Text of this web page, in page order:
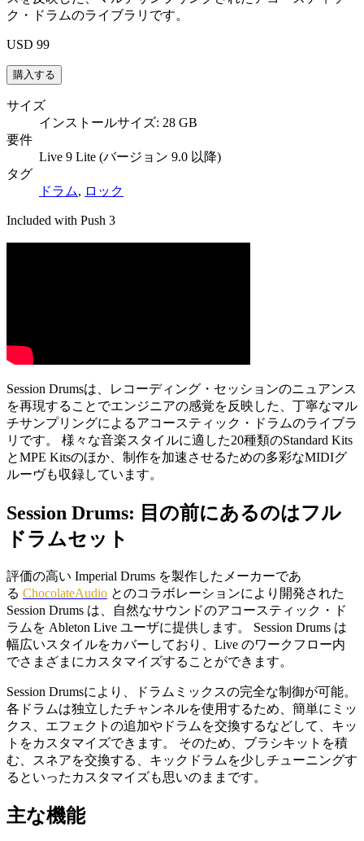
ク・ドラムのライブラリです。
USD 99
サイズ
インストールサイズ: 28 GB
要件
Live 9 Lite (バージョン 9.0 以降)
タグ
ドラム, ロック
Included with Push 3
Session Drumsは、レコーディング・セッションのニュアンス
を再現することでエンジニアの感覚を反映した、丁寧なマル
チサンプリングによるアコースティック・ドラムのライブラ
リです。 様々な音楽スタイルに適した20種類のStandard Kits
とMPE Kitsのほか、制作を加速させるための多彩なMIDIグ
ルーヴも収録しています。
Session Drums: 目の前にあるのはフル
ドラムセット
評価の高い Imperial Drums を製作したメーカーであ
る ChocolateAudio とのコラボレーションにより開発された
Session Drums は、自然なサウンドのアコースティック・ド
ラムを Ableton Live ユーザに提供します。 Session Drums は
幅広いスタイルをカバーしており、Live のワークフロー内
でさまざまにカスタマイズすることができます。
Session Drumsにより、ドラムミックスの完全な制御が可能。
各ドラムは独立したチャンネルを使用するため、簡単にミッ
クス、エフェクトの追加やドラムを交換するなどして、キッ
トをカスタマイズできます。 そのため、ブラシキットを積
む、スネアを交換する、キックドラムを少しチューニングす
るといったカスタマイズも思いのままです。
主な機能